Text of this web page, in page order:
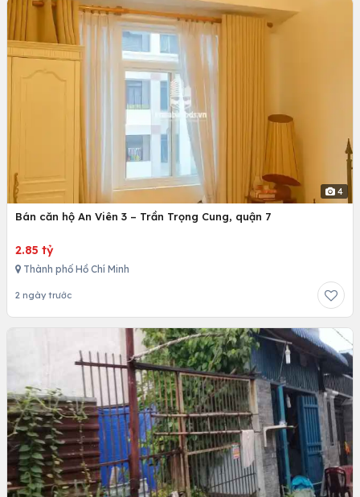
4
Bán căn hộ An Viên 3 – Trần Trọng Cung, quận 7
2.85 tỷ
Thành phố Hồ Chí Minh
2 ngày trước